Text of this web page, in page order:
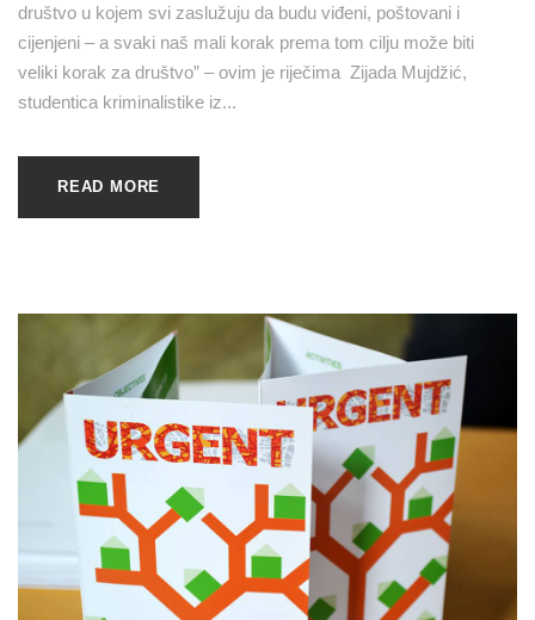
društvo u kojem svi zaslužuju da budu viđeni, poštovani i
cijenjeni – a svaki naš mali korak prema tom cilju može biti
veliki korak za društvo” – ovim je riječima Zijada Mujdžić,
studentica kriminalistike iz...
READ MORE